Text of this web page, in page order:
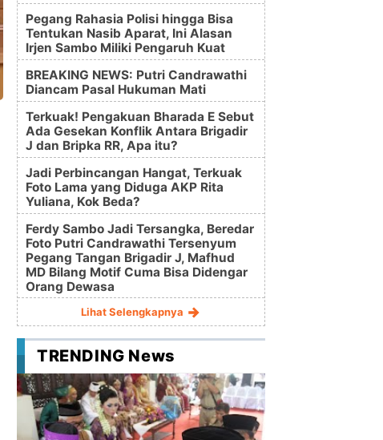
Pegang Rahasia Polisi hingga Bisa
Tentukan Nasib Aparat, Ini Alasan
Irjen Sambo Miliki Pengaruh Kuat
BREAKING NEWS: Putri Candrawathi
Diancam Pasal Hukuman Mati
Terkuak! Pengakuan Bharada E Sebut
Ada Gesekan Konflik Antara Brigadir
J dan Bripka RR, Apa itu?
Jadi Perbincangan Hangat, Terkuak
Foto Lama yang Diduga AKP Rita
Yuliana, Kok Beda?
Ferdy Sambo Jadi Tersangka, Beredar
Foto Putri Candrawathi Tersenyum
Pegang Tangan Brigadir J, Mafhud
MD Bilang Motif Cuma Bisa Didengar
Orang Dewasa
Lihat Selengkapnya
TRENDING News